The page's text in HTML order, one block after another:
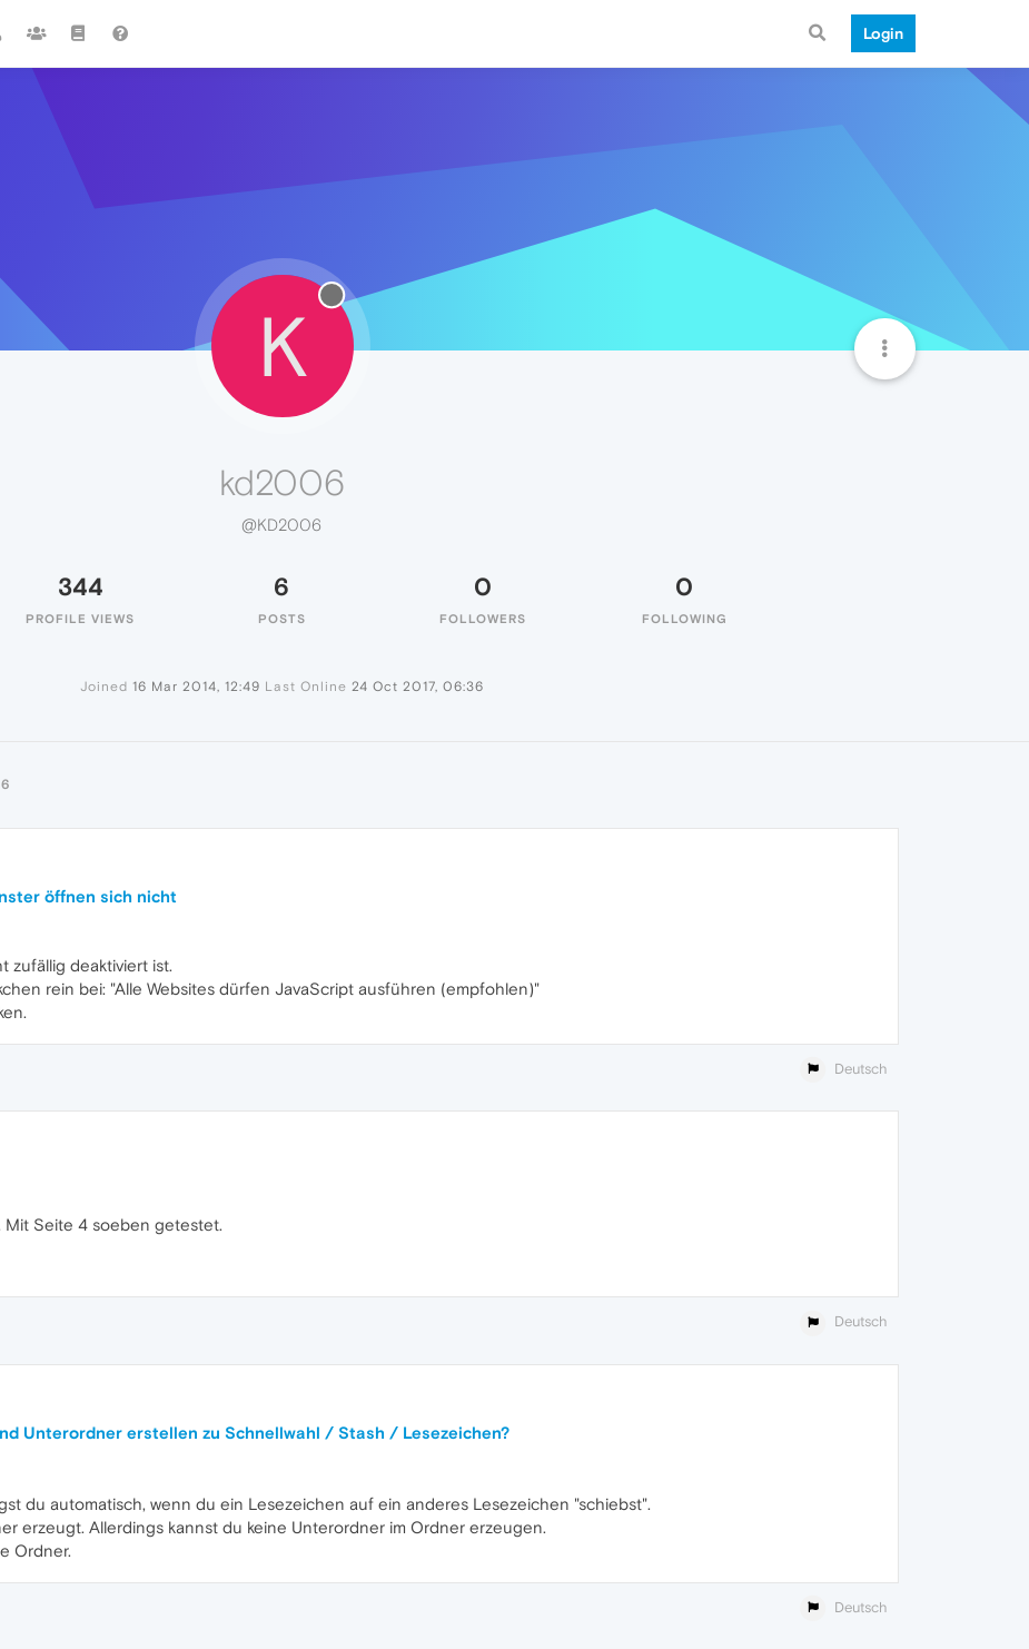
Login
K
kd2006
@KD2006
344
PROFILE VIEWS
6
POSTS
0
FOLLOWERS
0
FOLLOWING
Joined 16 Mar 2014, 12:49 Last Online 24 Oct 2017, 06:36
öffnen sich nicht
zufällig deaktiviert ist.
rein bei: "Alle Websites dürfen JavaScript ausführen (empfohlen)"
Deutsch
Seite 4 soeben getestet.
Deutsch
Unterordner erstellen zu Schnellwahl / Stash / Lesezeichen?
du automatisch, wenn du ein Lesezeichen auf ein anderes Lesezeichen "schiebst".
erzeugt. Allerdings kannst du keine Unterordner im Ordner erzeugen.
Ordner.
Deutsch